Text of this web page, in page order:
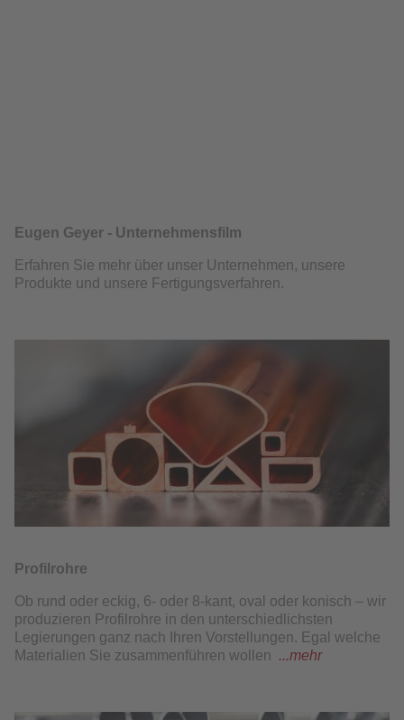
Eugen Geyer - Unternehmensfilm
Erfahren Sie mehr über unser Unternehmen, unsere
Produkte und unsere Fertigungsverfahren.
Profilrohre
Ob rund oder eckig, 6- oder 8-kant, oval oder konisch – wir
produzieren Profilrohre in den unterschiedlichsten
Legierungen ganz nach Ihren Vorstellungen. Egal welche
Materialien Sie zusammenführen wollen ...mehr